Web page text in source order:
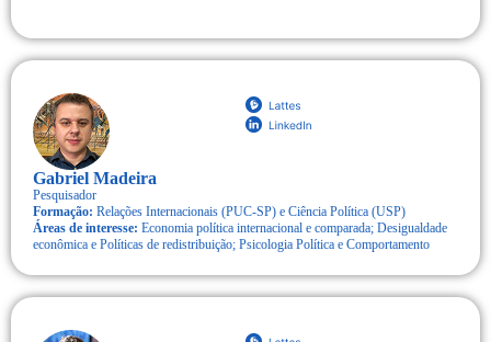
Gabriel Madeira
Pesquisador
Formação: Relações Internacionais (PUC-SP) e Ciência Política (USP)
Áreas de interesse: Economia política internacional e comparada; Desigualdade
econômica e Políticas de redistribuição; Psicologia Política e Comportamento